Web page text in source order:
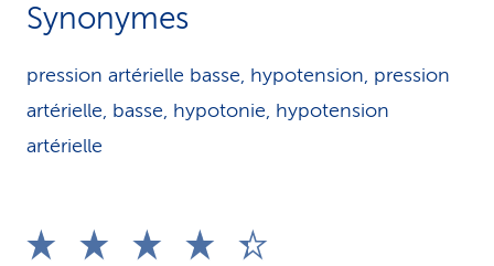
Synonymes
pression artérielle basse, hypotension, pression
artérielle, basse, hypotonie, hypotension
artérielle